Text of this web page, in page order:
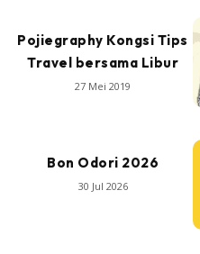
Pojiegraphy Kongsi Tips
Travel bersama Libur
27 Mei 2019
Bon Odori 2026
30 Jul 2026